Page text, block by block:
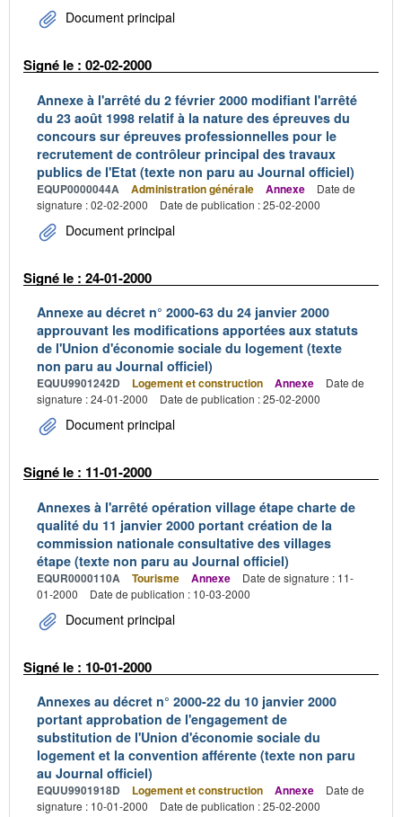
Document principal
Signé le : 02-02-2000
Annexe à l'arrêté du 2 février 2000 modifiant l'arrêté
du 23 août 1998 relatif à la nature des épreuves du
concours sur épreuves professionnelles pour le
recrutement de contrôleur principal des travaux
publics de l'Etat (texte non paru au Journal officiel)
EQUP0000044A Administration générale Annexe
Date de
signature : 02-02-2000
Date de publication : 25-02-2000
Document principal
Signé le : 24-01-2000
Annexe au décret n° 2000-63 du 24 janvier 2000
approuvant les modifications apportées aux statuts
de l'Union d'économie sociale du logement (texte
non paru au Journal officiel)
EQUU9901242D Logement et construction Annexe
Date de
signature : 24-01-2000
Date de publication : 25-02-2000
Document principal
Signé le : 11-01-2000
Annexes à l'arrêté opération village étape charte de
qualité du 11 janvier 2000 portant création de la
commission nationale consultative des villages
étape (texte non paru au Journal officiel)
EQUR0000110A Tourisme Annexe
Date de signature : 11-
01-2000
Date de publication : 10-03-2000
Document principal
Signé le : 10-01-2000
Annexes au décret n° 2000-22 du 10 janvier 2000
portant approbation de l'engagement de
substitution de l'Union d'économie sociale du
logement et la convention afférente (texte non paru
au Journal officiel)
EQUU9901918D Logement et construction Annexe
Date de
signature : 10-01-2000
Date de publication : 25-02-2000